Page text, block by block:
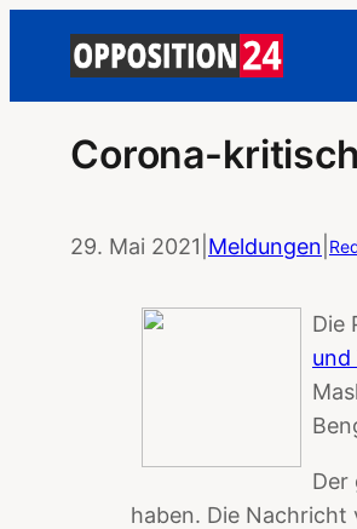
Corona-
29. Mai 2021 Meldungen
Die
und
Der
haben. Die Nachricht